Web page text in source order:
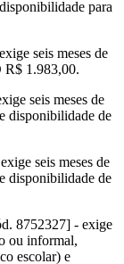
para
seis meses de
R$ 1.983,00.
seis meses de
disponibilidade de
seis meses de
disponibilidade de
8752327] - exige
ou informal,
escolar) e